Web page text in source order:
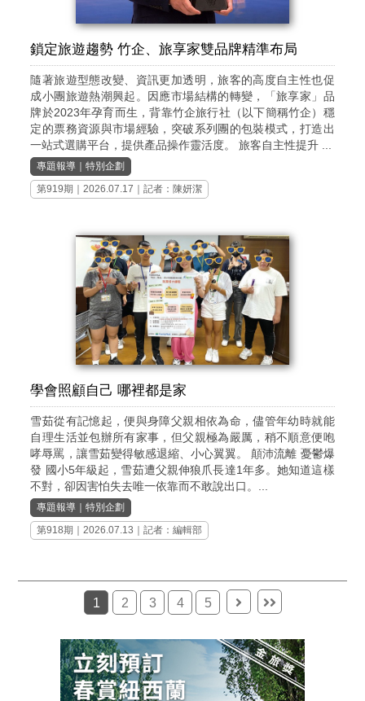
鎖定旅遊趨勢 竹企、旅享家雙品牌精準布局
隨著旅遊型態改變、資訊更加透明，旅客的高度自主性也促
成小團旅遊熱潮興起。因應市場結構的轉變，「旅享家」品
牌於2023年孕育而生，背靠竹企旅行社（以下簡稱竹企）穩
定的票務資源與市場經驗，突破系列團的包裝模式，打造出
一站式選購平台，提供產品操作靈活度。 旅客自主性提升 ...
專題報導 ｜特別企劃
第919期
｜2026.07.17｜記者：陳妍潔
學會照顧自己 哪裡都是家
雪茹從有記憶起，便與身障父親相依為命，儘管年幼時就能
自理生活並包辦所有家事，但父親極為嚴厲，稍不順意便咆
哮辱罵，讓雪茹變得敏感退縮、小心翼翼。 顛沛流離 憂鬱爆
發 國小5年級起，雪茹遭父親伸狼爪長達1年多。她知道這樣
不對，卻因害怕失去唯一依靠而不敢說出口。...
專題報導 ｜特別企劃
第918期 ｜2026.07.13｜記者：編輯部
1 2 3 4 5